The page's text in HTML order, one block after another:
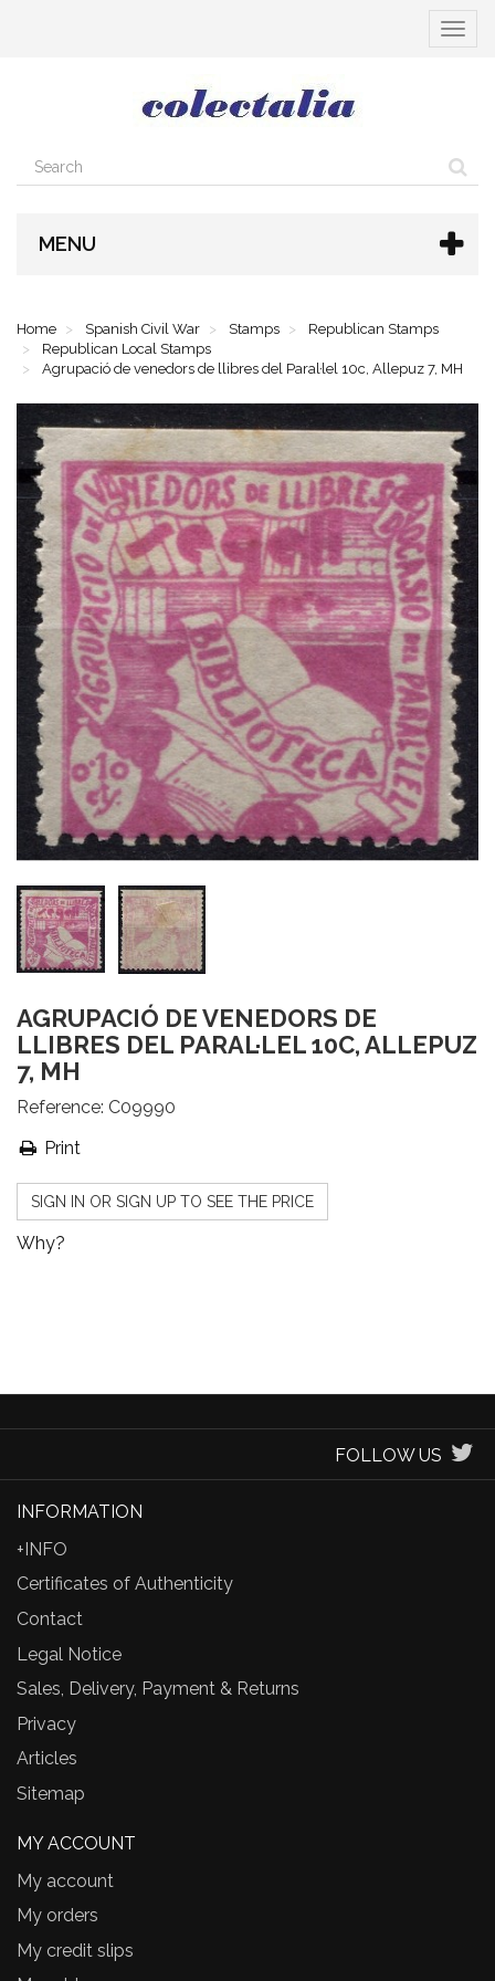
Toggle
MENU
Home Spanish Civil War Stamps
Republican Stamps
Republican Local Stamps
Agrupació de venedors de llibres del Paral·lel 10c, Allepuz 7, MH
AGRUPACIÓ DE VENEDORS DE
LLIBRES DEL PARAL·LEL 10C, ALLEPUZ
7, MH
Reference: C09990
Print
SIGN IN OR SIGN UP TO SEE THE PRICE
Why?
FOLLOW US
INFORMATION
+INFO
Certificates of Authenticity
Contact
Legal Notice
Sales, Delivery, Payment & Returns
Privacy
Articles
Sitemap
MY ACCOUNT
My account
My orders
My credit slips